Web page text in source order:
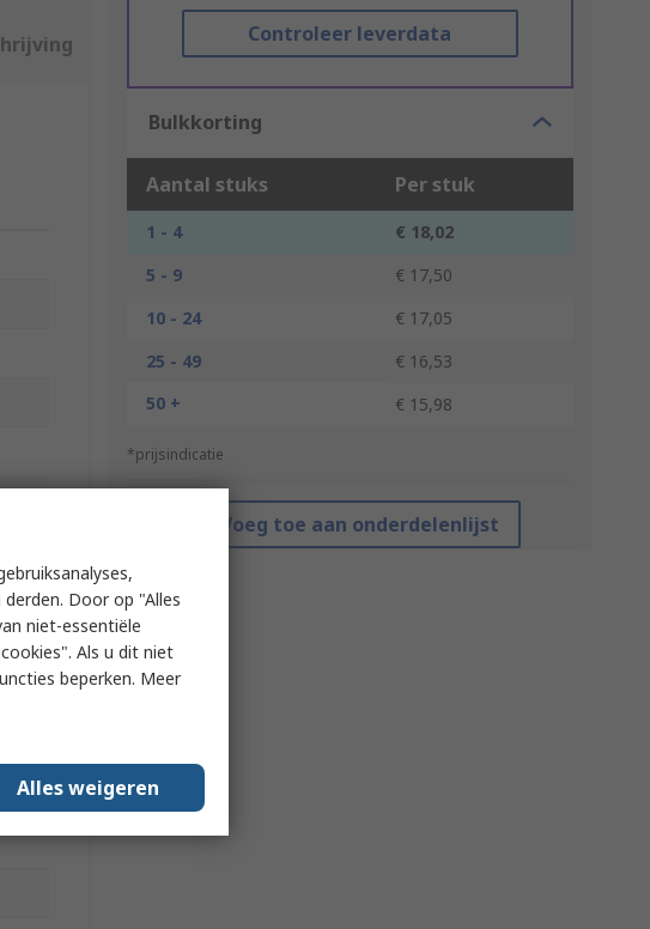
Controleer leverdata
Bulkkorting
Aantal stuks Per stuk
1 - 4
€ 18,02
5 - 9
€ 17,50
10 - 24
€ 17,05
25 - 49
€ 16,53
50 +
€ 15,98
*prijsindicatie
Voeg toe aan onderdelenlijst
Door op "Alles
niet-essentiële
Als u dit niet
beperken. Meer
Alles weigeren